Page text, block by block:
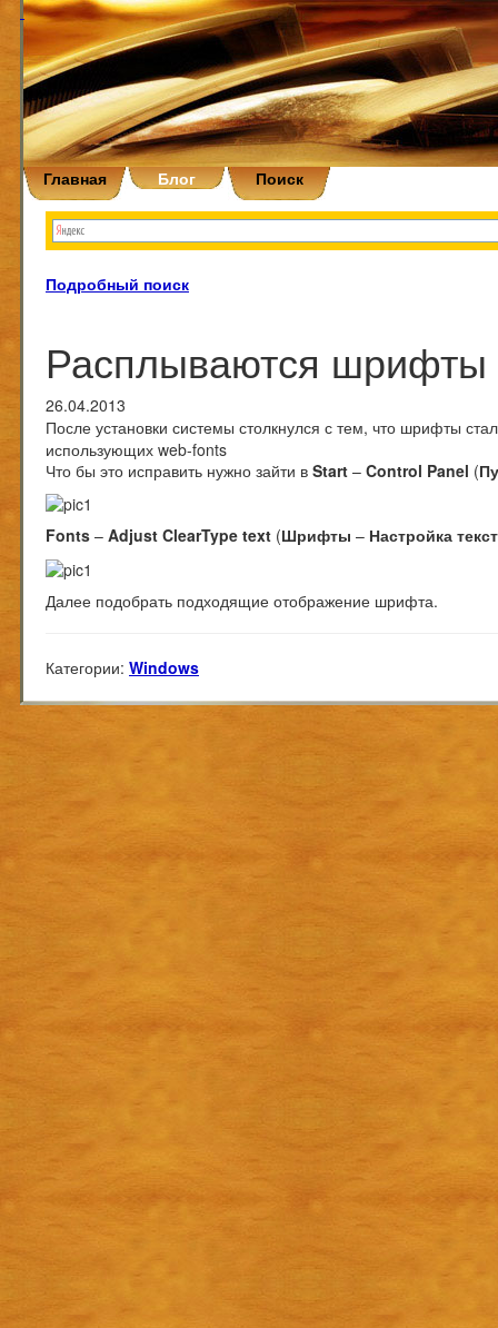
Главная Блог Поиск
Подробный поиск
Расплываются шрифты
26.04.2013
После установки системы столкнулся с тем, что шрифты
использующих web-fonts
Что бы это исправить нужно зайти в Start – Control Panel (
Fonts – Adjust ClearType text (Шрифты – Настройка
Далее подобрать подходящие отображение шрифта.
Категории: Windows